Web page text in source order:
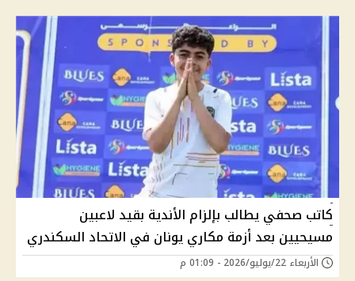
كاتب صحفي يطالب بإلزام الأندية بقيد لاعبين
مسيحيين بعد أزمة مكاري يونان في الاتحاد السكندري
الأربعاء 22/يوليو/2026 - 01:09 م